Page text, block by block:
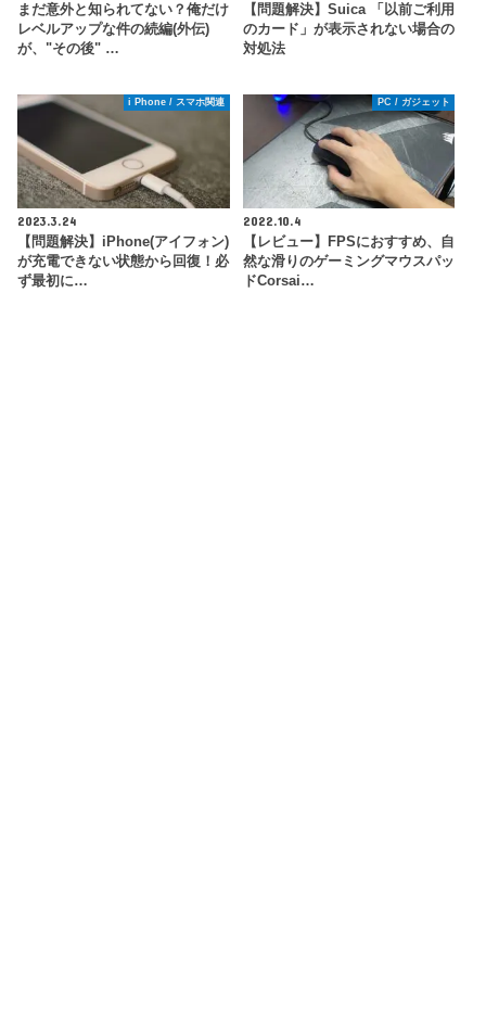
まだ意外と知られてない？俺だけ
レベルアップな件の続編(外伝)
が、"その後" …
【問題解決】Suica 「以前ご利用
のカード」が表示されない場合の
対処法
i Phone / スマホ関連
2023.3.24
【問題解決】iPhone(アイフォン)
が充電できない状態から回復！必
ず最初に…
PC / ガジェット
2022.10.4
【レビュー】FPSにおすすめ、自
然な滑りのゲーミングマウスパッ
ドCorsai…